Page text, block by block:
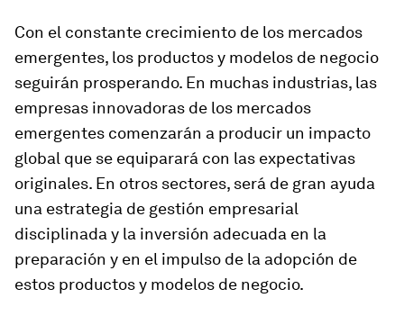
Con el constante crecimiento de los mercados
emergentes, los productos y modelos de negocio
seguirán prosperando. En muchas industrias, las
empresas innovadoras de los mercados
emergentes comenzarán a producir un impacto
global que se equiparará con las expectativas
originales. En otros sectores, será de gran ayuda
una estrategia de gestión empresarial
disciplinada y la inversión adecuada en la
preparación y en el impulso de la adopción de
estos productos y modelos de negocio.